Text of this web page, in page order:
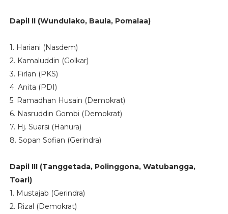
Dapil II (Wundulako, Baula, Pomalaa)
1. Hariani (Nasdem)
2. Kamaluddin (Golkar)
3. Firlan (PKS)
4. Anita (PDI)
5. Ramadhan Husain (Demokrat)
6. Nasruddin Gombi (Demokrat)
7. Hj. Suarsi (Hanura)
8. Sopan Sofian (Gerindra)
Dapil III (Tanggetada, Polinggona, Watubangga,
Toari)
1. Mustajab (Gerindra)
2. Rizal (Demokrat)